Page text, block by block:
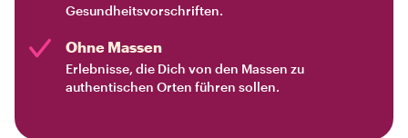
Gesundheitsvorschriften.
Ohne Massen
Erlebnisse, die Dich von den Massen zu
authentischen Orten führen sollen.